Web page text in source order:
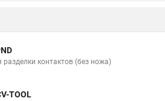
контактов (без ножа)
TOOL